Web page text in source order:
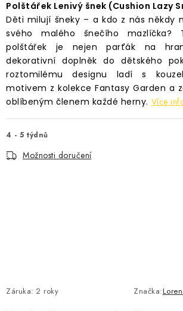
Polštářek Lenivý šnek (Cushion Lazy
Děti milují šneky – a kdo z nás někdy
svého malého šnečího mazlíčka?
polštářek je nejen parťák na
dekorativní doplněk do dětského
roztomilému designu ladí s
motivem z kolekce Fantasy Garden a
oblíbeným členem každé herny. Více
4 - 5 týdnů
Možnosti doručení
Záruka: 2 roky Značka: